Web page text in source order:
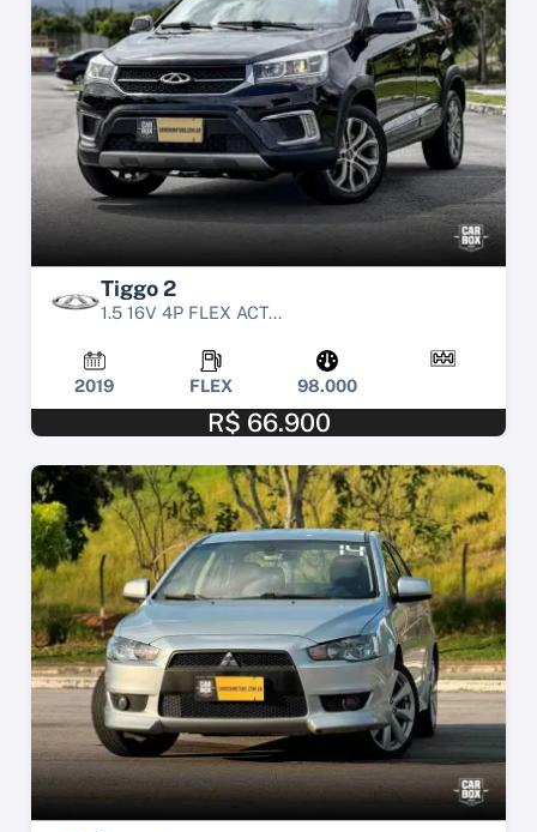
Tiggo 2
1.5 16V 4P FLEX ACT...
2019 FLEX 98.000
R$ 66.900